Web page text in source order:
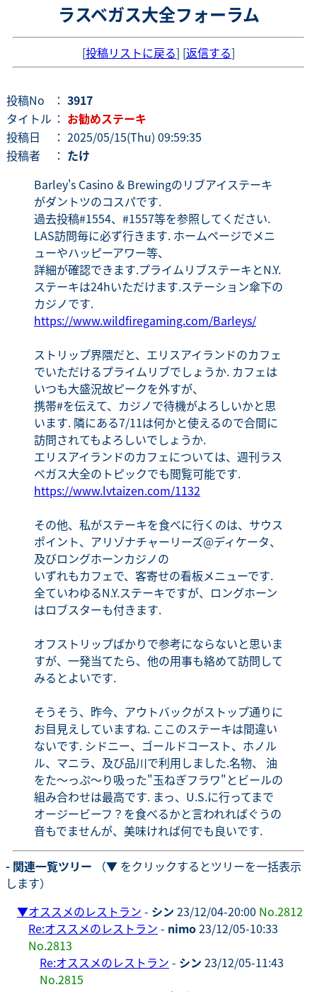
ラスベガス大全フォーラム
[投稿リストに戻る] [返信する]
投稿No ： 3917
タイトル ： お勧めステーキ
投稿日
： 2025/05/15(Thu) 09:59:35
投稿者
： たけ
Barley's Casino & Brewingのリブアイステーキ
がダントツのコスパです.
過去投稿#1554、#1557等を参照してください.
LAS訪問毎に必ず行きます. ホームページでメニ
ューやハッピーアワー等、
詳細が確認できます.プライムリブステーキとN.Y.
ステーキは24hいただけます.ステーション傘下の
カジノです.
https://www.wildfiregaming.com/Barleys/
ストリップ界隈だと、エリスアイランドのカフェ
でいただけるプライムリブでしょうか. カフェは
いつも大盛況故ピークを外すが、
携帯#を伝えて、カジノで待機がよろしいかと思
います. 隣にある7/11は何かと使えるので合間に
訪問されてもよろしいでしょうか.
エリスアイランドのカフェについては、週刊ラス
ベガス大全のトピックでも閲覧可能です.
https://www.lvtaizen.com/1132
その他、私がステーキを食べに行くのは、サウス
ポイント、アリゾナチャーリーズ@ディケータ、
及びロングホーンカジノの
いずれもカフェで、客寄せの看板メニューです.
全ていわゆるN.Y.ステーキですが、ロングホーン
はロブスターも付きます.
オフストリップばかりで参考にならないと思いま
すが、一発当てたら、他の用事も絡めて訪問して
みるとよいです.
そうそう、昨今、アウトバックがストップ通りに
お目見えしていますね. ここのステーキは間違い
ないです. シドニー、ゴールドコースト、ホノル
ル、マニラ、及び品川で利用しました.名物、 油
をた〜っぷ〜り吸った"玉ねぎフラワ"とビールの
組み合わせは最高です. まっ、U.S.に行ってまで
オージービーフ？を食べるかと言われればぐうの
音もでませんが、美味ければ何でも良いです.
- 関連一覧ツリー （▼ をクリックするとツリーを一括表示
します）
▼オススメのレストラン - シン 23/12/04-20:00 No.2812
Re:オススメのレストラン - nimo23/12/05-10:33
No.2813
Re:オススメのレストラン - シン 23/12/05-11:43
No.2815